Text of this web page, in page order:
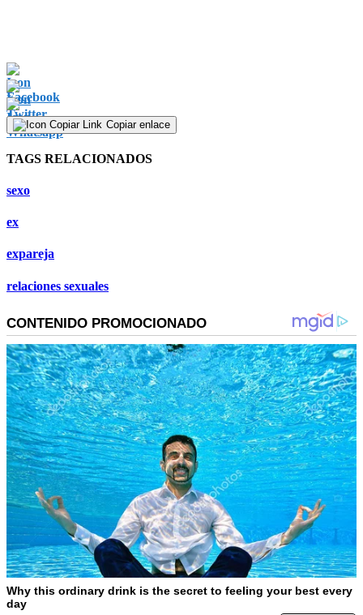
Copiar enlace
TAGS RELACIONADOS
sexo
ex
expareja
relaciones sexuales